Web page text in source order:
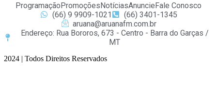
ProgramaçãoPromoçõesNotíciasAnuncieFale Conosco
(66) 9 9909-1021
(66) 3401-1345
aruana@aruanafm.com.br
Endereço: Rua Bororos, 673 - Centro - Barra do Garças /
MT
2024 | Todos Direitos Reservados